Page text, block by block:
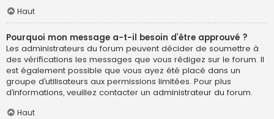
Haut
Pourquoi mon message a-t-il besoin d’être approuvé ?
Les administrateurs du forum peuvent décider de soumettre à
des vérifications les messages que vous rédigez sur le forum. Il
est également possible que vous ayez été placé dans un
groupe d’utilisateurs aux permissions limitées. Pour plus
d’informations, veuillez contacter un administrateur du forum.
Haut